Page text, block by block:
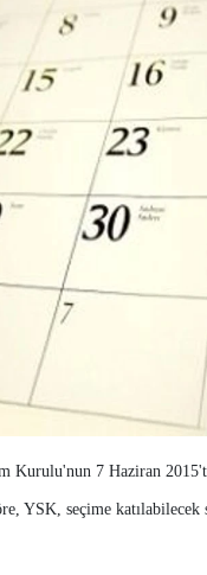
Kurulu'nun 7 Haziran
YSK, seçime